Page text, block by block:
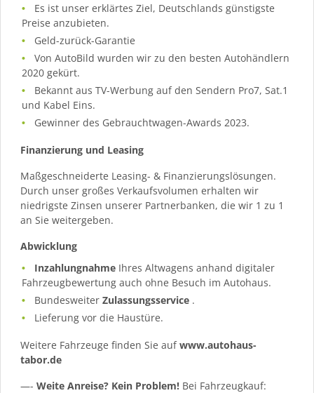
Es ist unser erklärtes Ziel, Deutschlands günstigste
Preise anzubieten.
Geld-zurück-Garantie
Von AutoBild wurden wir zu den besten Autohändlern
2020 gekürt.
Bekannt aus TV-Werbung auf den Sendern Pro7, Sat.1
und Kabel Eins.
Gewinner des Gebrauchtwagen-Awards 2023.
Finanzierung und Leasing
Maßgeschneiderte Leasing- & Finanzierungslösungen.
Durch unser großes Verkaufsvolumen erhalten wir
niedrigste Zinsen unserer Partnerbanken, die wir 1 zu 1
an Sie weitergeben.
Abwicklung
Inzahlungnahme Ihres Altwagens anhand digitaler
Fahrzeugbewertung auch ohne Besuch im Autohaus.
BundesweiterZulassungsservice .
Lieferung vor die Haustüre.
Weitere Fahrzeuge finden Sie aufwww.autohaus-
tabor.de
—- Weite Anreise? Kein Problem! Bei Fahrzeugkauf: